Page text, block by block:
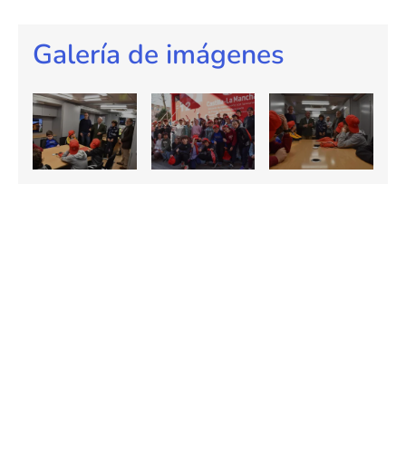
Galería de imágenes